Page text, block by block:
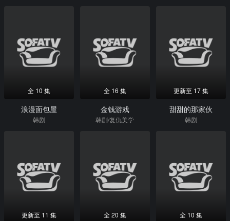
全 10 集
浪漫面包屋
韩剧
全 16 集
金钱游戏
韩剧/复仇美学
更新至 17 集
甜甜的那家伙
韩剧
更新至 11 集 全 20 集 全 10 集